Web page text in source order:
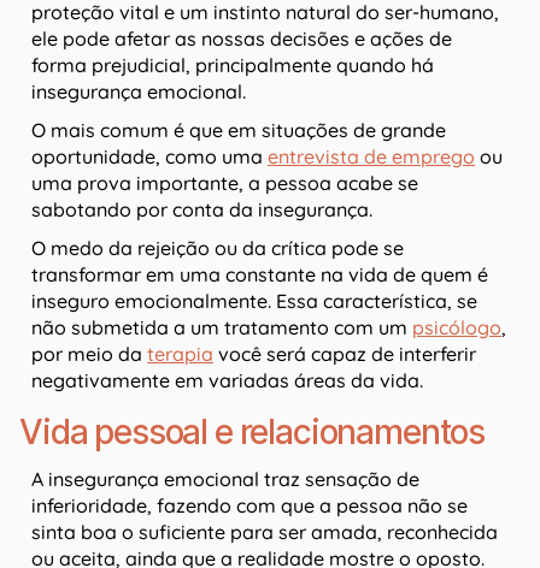
proteção vital e um instinto natural do ser-humano,
ele pode afetar as nossas decisões e ações de
forma prejudicial, principalmente quando há
insegurança emocional.
O mais comum é que em situações de grande
oportunidade, como uma entrevista de emprego ou
uma prova importante, a pessoa acabe se
sabotando por conta da insegurança.
O medo da rejeição ou da crítica pode se
transformar em uma constante na vida de quem é
inseguro emocionalmente. Essa característica, se
não submetida a um tratamento com um psicólogo,
por meio da terapia você será capaz de interferir
negativamente em variadas áreas da vida.
Vida pessoal e relacionamentos
A insegurança emocional traz sensação de
inferioridade, fazendo com que a pessoa não se
sinta boa o suficiente para ser amada, reconhecida
ou aceita, ainda que a realidade mostre o oposto.